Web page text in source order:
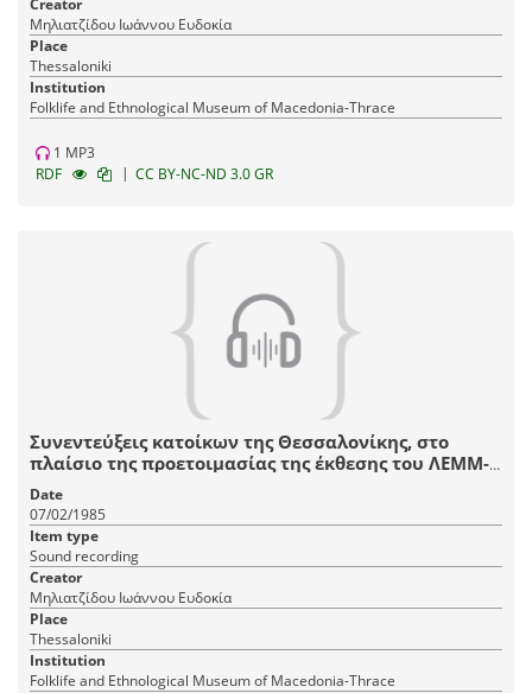
Creator
Μηλιατζίδου Ιωάννου Ευδοκία
Place
Thessaloniki
Institution
Fοlklife and Ethnological Museum of Macedonia-Thrace
1 MP3
RDF
| CC BY-NC-ND 3.0 GR
Συνεντεύξεις κατοίκων της Θεσσαλονίκης, στο
πλαίσιο της προετοιμασίας της έκθεσης του ΛΕΜΜ-
Θ "Αστικό Σπίτι Θεσσαλονίκης, 1880-1912".
Date
07/02/1985
Item type
Sound recording
Creator
Μηλιατζίδου Ιωάννου Ευδοκία
Place
Thessaloniki
Institution
Fοlklife and Ethnological Museum of Macedonia-Thrace